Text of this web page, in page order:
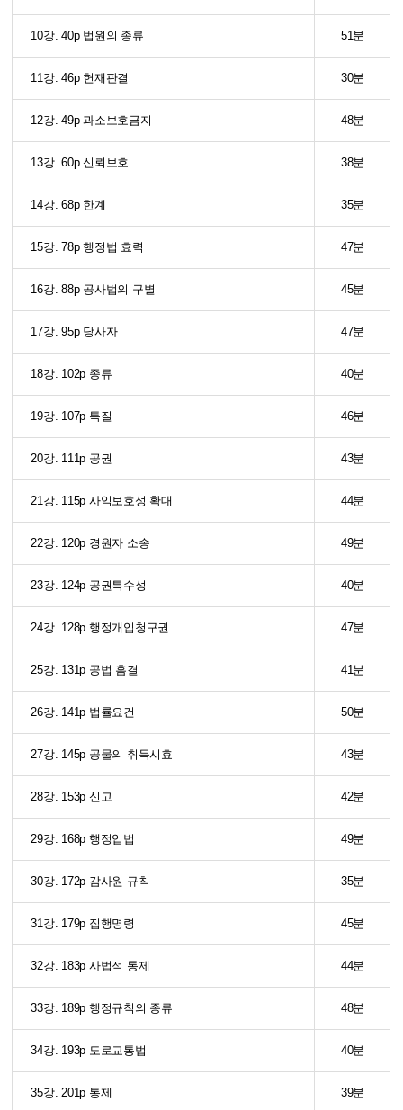
10강. 40p 법원의 종류 51분
11강. 46p 헌재판결 30분
12강. 49p 과소보호금지 48분
13강. 60p 신뢰보호 38분
14강. 68p 한계 35분
15강. 78p 행정법 효력 47분
16강. 88p 공사법의 구별 45분
17강. 95p 당사자 47분
18강. 102p 종류 40분
19강. 107p 특질 46분
20강. 111p 공권 43분
21강. 115p 사익보호성 확대 44분
22강. 120p 경원자 소송 49분
23강. 124p 공권특수성 40분
24강. 128p 행정개입청구권 47분
25강. 131p 공법 흠결 41분
26강. 141p 법률요건 50분
27강. 145p 공물의 취득시효 43분
28강. 153p 신고 42분
29강. 168p 행정입법 49분
30강. 172p 감사원 규칙 35분
31강. 179p 집행명령 45분
32강. 183p 사법적 통제 44분
33강. 189p 행정규칙의 종류 48분
34강. 193p 도로교통법 40분
35강. 201p 통제 39분